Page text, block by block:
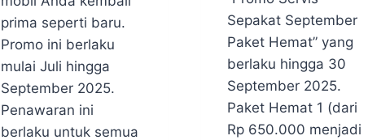
TERBARU
SUZUKI
BEKASI
|
BEKASI
prima seperti baru.
Promo ini berlaku
mulai Juli hingga
September 2025.
Penawaran ini
berlaku untuk semua
TERBARU
BEKASI
|
SUZUKI
BEKASI
Sepakat September
Paket Hemat” yang
berlaku hingga 30
September 2025.
Paket Hemat 1 (dari
Rp 650.000 menjadi